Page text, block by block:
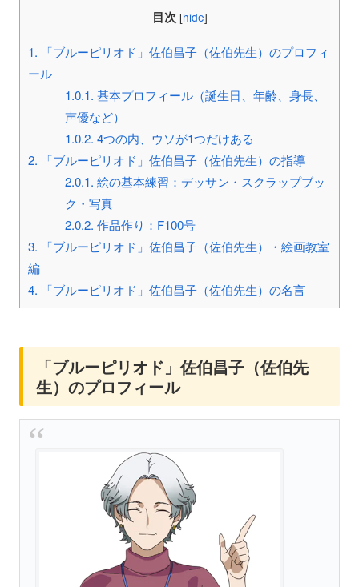
目次 [hide]
1. 「ブルーピリオド」佐伯昌子（佐伯先生）のプロフィ
ール
1.0.1. 基本プロフィール（誕生日、年齢、身長、
声優など）
1.0.2. 4つの内、ウソが1つだけある
2. 「ブルーピリオド」佐伯昌子（佐伯先生）の指導
2.0.1. 絵の基本練習：デッサン・スクラップブッ
ク・写真
2.0.2. 作品作り：F100号
3. 「ブルーピリオド」佐伯昌子（佐伯先生）・絵画教室
編
4. 「ブルーピリオド」佐伯昌子（佐伯先生）の名言
「ブルーピリオド」佐伯昌子（佐伯先
生）のプロフィール